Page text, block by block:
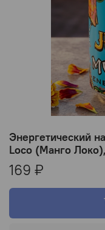
Энергетический
Loco (Манго
169 ₽